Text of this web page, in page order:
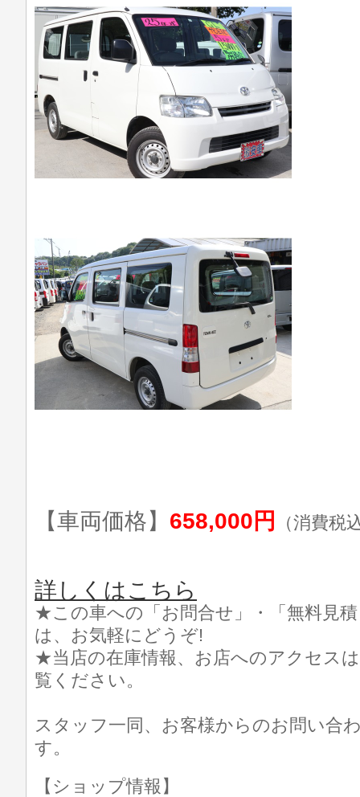
【車両価格】 658,000円 （消費税
詳しくはこちら
★この車への「お問合せ」・「無料見
は、お気軽にどうぞ!
★当店の在庫情報、お店へのアクセス
覧ください。
スタッフ一同、お客様からのお問い合
す。
【ショップ情報】